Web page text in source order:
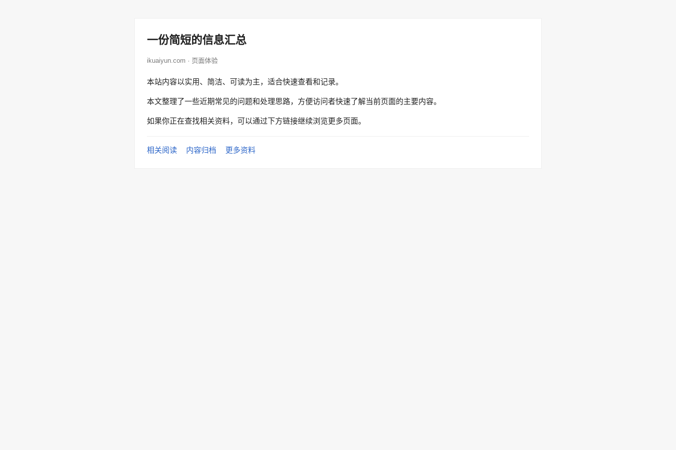
一份简短的信息汇总
ikuaiyun.com · 页面体验
本站内容以实用、简洁、可读为主，适合快速查看和记录。
本文整理了一些近期常见的问题和处理思路，方便访问者快速了解当前页面的主要内容。
如果你正在查找相关资料，可以通过下方链接继续浏览更多页面。
相关阅读 内容归档 更多资料